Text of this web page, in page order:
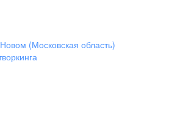
(Московская область)